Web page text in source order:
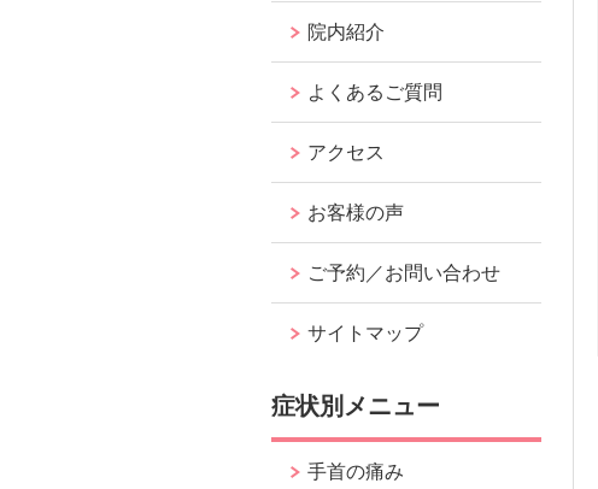
院内紹介
よくあるご質問
アクセス
お客様の声
ご予約／お問い合わせ
サイトマップ
症状別メニュー
手首の痛み